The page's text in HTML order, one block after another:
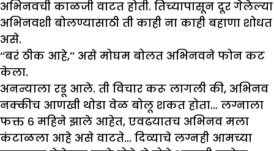
अभिनवची काळजी वाटत होती. तिच्यापासून दूर गेलेल्या
अभिनवशी बोलण्यासाठी ती काही ना काही बहाणा शोधत
असे.
‘‘बरं ठीक आहे,’’ असे मोघम बोलत अभिनवने फोन कट
केला.
अनन्याला रडू आले. ती विचार करू लागली की, अभिनव
नक्कीच आणखी थोडा वेळ बोलू शकत होता… लग्नाला
फक्त ६ महिने झाले आहेत, एवढयातच अभिनव मला
कंटाळला आहे असे वाटते… दिव्याचे लग्नही आमच्या